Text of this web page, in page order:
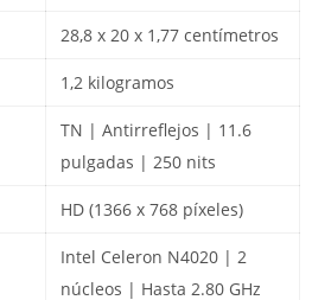
28,8 x 20 x 1,77 centímetros
1,2 kilogramos
TN | Antirreflejos | 11.6
pulgadas | 250 nits
HD (1366 x 768 píxeles)
Intel Celeron N4020 | 2
núcleos | Hasta 2.80 GHz